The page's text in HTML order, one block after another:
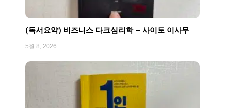
(독서요약) 비즈니스 다크심리학 – 사이토 이사무
5월 8, 2026